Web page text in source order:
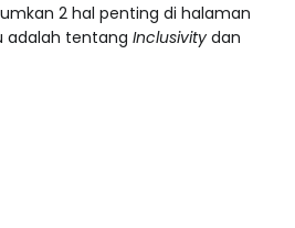
2 hal penting di halaman
adalah tentang Inclusivity dan